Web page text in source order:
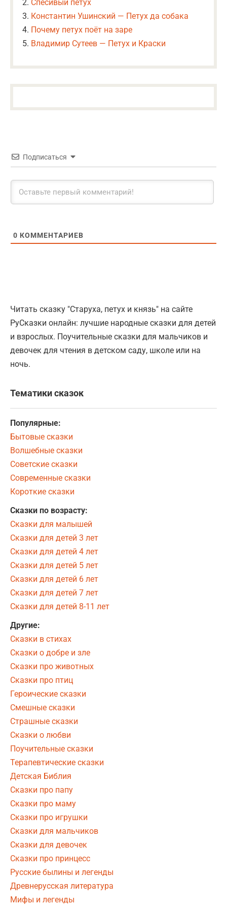
Спесивый петух
Константин Ушинский — Петух да собака
Почему петух поёт на заре
Владимир Сутеев — Петух и Краски
Подписаться
0 КОММЕНТАРИЕВ
Читать сказку "Старуха, петух и князь" на сайте
РуСказки онлайн: лучшие народные сказки для детей
и взрослых. Поучительные сказки для мальчиков и
девочек для чтения в детском саду, школе или на
ночь.
Тематики сказок
Популярные:
Бытовые сказки
Волшебные сказки
Советские сказки
Современные сказки
Короткие сказки
Сказки по возрасту:
Сказки для малышей
Сказки для детей 3 лет
Сказки для детей 4 лет
Сказки для детей 5 лет
Сказки для детей 6 лет
Сказки для детей 7 лет
Сказки для детей 8-11 лет
Другие:
Сказки в стихах
Сказки о добре и зле
Сказки про животных
Сказки про птиц
Героические сказки
Смешные сказки
Страшные сказки
Сказки о любви
Поучительные сказки
Терапевтические сказки
Детская Библия
Сказки про папу
Сказки про маму
Сказки про игрушки
Сказки для мальчиков
Сказки для девочек
Сказки про принцесс
Русские былины и легенды
Древнерусская литература
Мифы и легенды